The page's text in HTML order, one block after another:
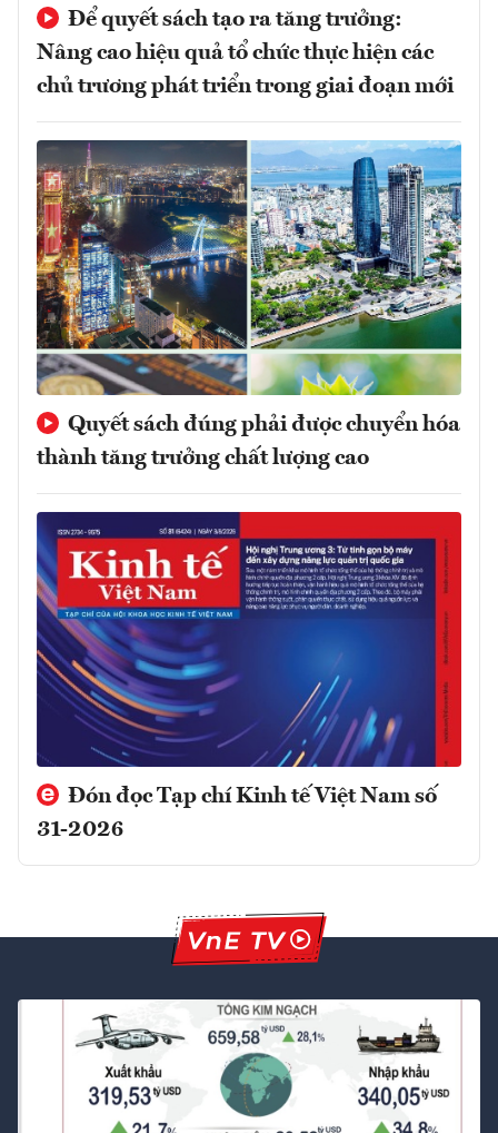
Để quyết sách tạo ra tăng trưởng:
Nâng cao hiệu quả tổ chức thực hiện các
chủ trương phát triển trong giai đoạn mới
Quyết sách đúng phải được chuyển hóa
thành tăng trưởng chất lượng cao
Đón đọc Tạp chí Kinh tế Việt Nam số
31-2026